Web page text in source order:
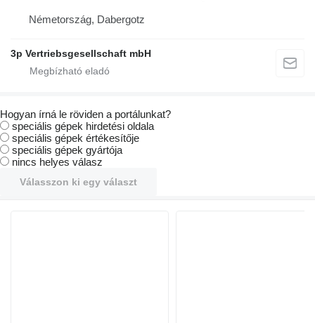
Németország, Dabergotz
3p Vertriebsgesellschaft mbH
Hogyan írná le röviden a portálunkat?
speciális gépek hirdetési oldala
speciális gépek értékesítője
speciális gépek gyártója
nincs helyes válasz
Válasszon ki egy választ